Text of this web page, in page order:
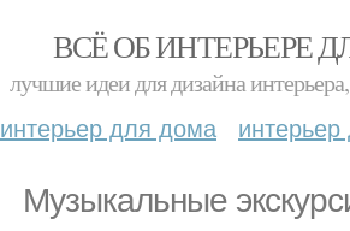
ВСЁ ОБ ИНТЕРЬЕРЕ
лучшие идеи для дизайна
интерьер для дома
Музыкальные